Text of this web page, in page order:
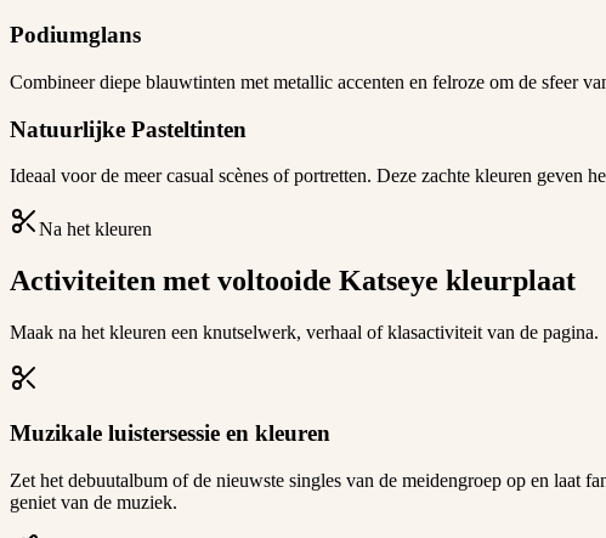
Podiumglans
Combineer diepe blauwtinten met metallic accenten en felroze om de sfeer
Natuurlijke Pasteltinten
Ideaal voor de meer casual scènes of portretten. Deze zachte kleuren geven
Na het kleuren
Activiteiten met voltooide Katseye kleurplaat
Maak na het kleuren een knutselwerk, verhaal of klasactiviteit van de pagina.
Muzikale luistersessie en kleuren
Zet het debuutalbum of de nieuwste singles van de meidengroep op en laat
geniet van de muziek.